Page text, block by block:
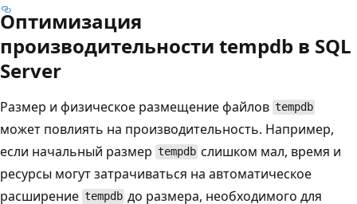
Оптимизация
производительности tempdb в SQL
Server
Размер и физическое размещение файлов tempdb
может повлиять на производительность. Например,
если начальный размер tempdb слишком мал, время и
ресурсы могут затрачиваться на автоматическое
расширение tempdb до размера, необходимого для